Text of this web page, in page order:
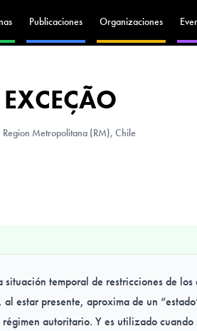
Publicaciones Organizaciones
Metropolitana (RM), Chile
situación temporal de restricciones de los
estar presente, aproxima de un
autoritario. Y es utilizado